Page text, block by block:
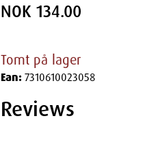
NOK 134.00
Tomt på lager
Ean: 7310610023058
Reviews